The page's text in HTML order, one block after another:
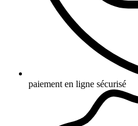
paiement en ligne sécurisé